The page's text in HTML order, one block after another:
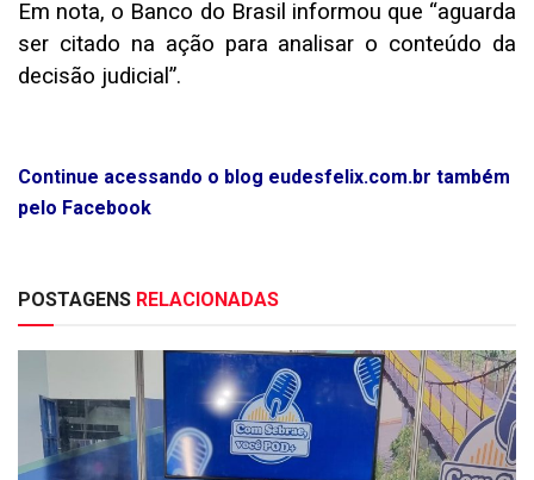
Em nota, o Banco do Brasil informou que “aguarda
ser citado na ação para analisar o conteúdo da
decisão judicial”.
Continue acessando o blog eudesfelix.com.br também
pelo Facebook
POSTAGENS RELACIONADAS